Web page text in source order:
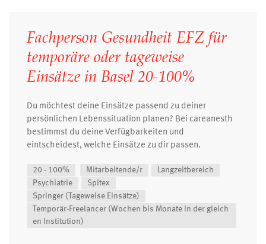
Fachperson Gesundheit EFZ für
temporäre oder tageweise
Einsätze in Basel 20-100%
Du möchtest deine Einsätze passend zu deiner
persönlichen Lebenssituation planen? Bei careanesth
bestimmst du deine Verfügbarkeiten und
eintscheidest, welche Einsätze zu dir passen.
20 - 100% Mitarbeitende/r
Langzeitbereich
Psychiatrie
Spitex
Springer (Tageweise Einsätze)
Temporär-Freelancer (Wochen bis Monate in der gleich
en Institution)